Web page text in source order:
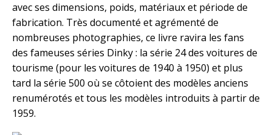
avec ses dimensions, poids, matériaux et période de
fabrication. Très documenté et agrémenté de
nombreuses photographies, ce livre ravira les fans
des fameuses séries Dinky : la série 24 des voitures de
tourisme (pour les voitures de 1940 à 1950) et plus
tard la série 500 où se côtoient des modèles anciens
renumérotés et tous les modèles introduits à partir de
1959.